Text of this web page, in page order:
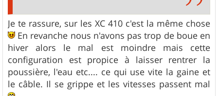
Je te rassure, sur les XC 410 c'est la même chose
En revanche nous n'avons pas trop de boue en
hiver alors le mal est moindre mais cette
configuration est propice à laisser rentrer la
poussière, l'eau etc.... ce qui use vite la gaine et
le câble. Il se grippe et les vitesses passent mal